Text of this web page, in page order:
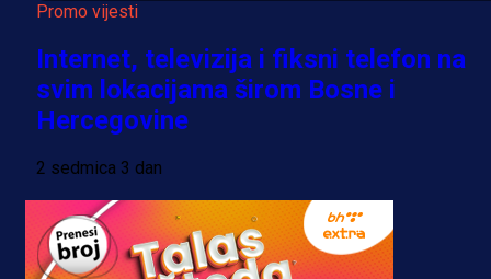
Promo vijesti
Internet, televizija i fiksni telefon na
svim lokacijama širom Bosne i
Hercegovine
2 sedmica 3 dan